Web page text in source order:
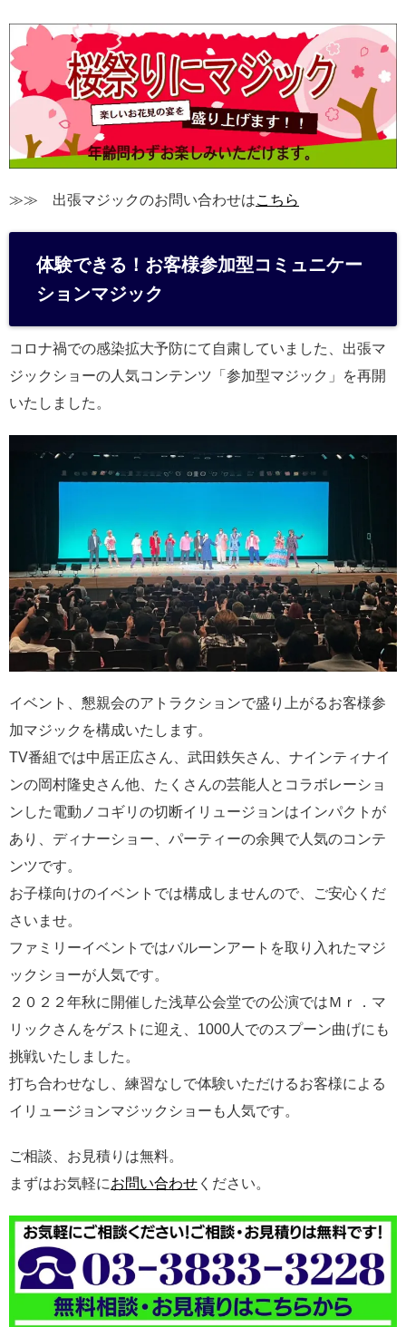
≫≫ 出張マジックのお問い合わせはこちら
体験できる！お客様参加型コミュニケー
ションマジック
コロナ禍での感染拡大予防にて自粛していました、出張マ
ジックショーの人気コンテンツ「参加型マジック」を再開
いたしました。
イベント、懇親会のアトラクションで盛り上がるお客様参
加マジックを構成いたします。
TV番組では中居正広さん、武田鉄矢さん、ナインティナイ
ンの岡村隆史さん他、たくさんの芸能人とコラボレーショ
ンした電動ノコギリの切断イリュージョンはインパクトが
あり、ディナーショー、パーティーの余興で人気のコンテ
ンツです。
お子様向けのイベントでは構成しませんので、ご安心くだ
さいませ。
ファミリーイベントではバルーンアートを取り入れたマジ
ックショーが人気です。
２０２２年秋に開催した浅草公会堂での公演ではＭｒ．マ
リックさんをゲストに迎え、1000人でのスプーン曲げにも
挑戦いたしました。
打ち合わせなし、練習なしで体験いただけるお客様による
イリュージョンマジックショーも人気です。
ご相談、お見積りは無料。
まずはお気軽にお問い合わせ ください。